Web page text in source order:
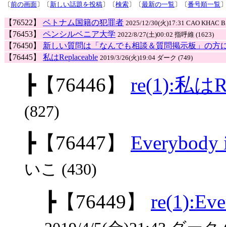
〔前の画面〕〔 新しい話題を投稿〕〔検索〕〔最新の一覧 〕〔番号順一覧
【76522】 ベトナム国籍の犯罪者 2025/12/30(火)17:31 CAO KHAC
【76453】 ペンシルベニア大学 2022/8/27(土)00:02 指呼維 (1623)
【76450】
新しい質問は「なんでも相談＆質問掲示板」の方
【76445】
私はReplaceable 2019/3/26(火)19:04 ダーク (749)
┣【76446】 re(1):私は
(827)
┣【76447】 Everybody
いこ (430)
┣【76449】